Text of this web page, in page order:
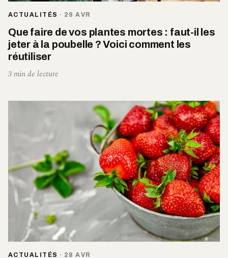
ACTUALITÉS · 29 AVR
Que faire de vos plantes mortes : faut-il les
jeter à la poubelle ? Voici comment les
réutiliser
3 min de lecture
ACTUALITÉS · 28 AVR